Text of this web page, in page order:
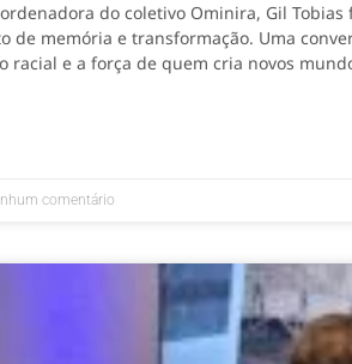
do coletivo Ominira, Gil Tobias
de memória e transformação. Uma
racial e a força de quem cria novos
comentário